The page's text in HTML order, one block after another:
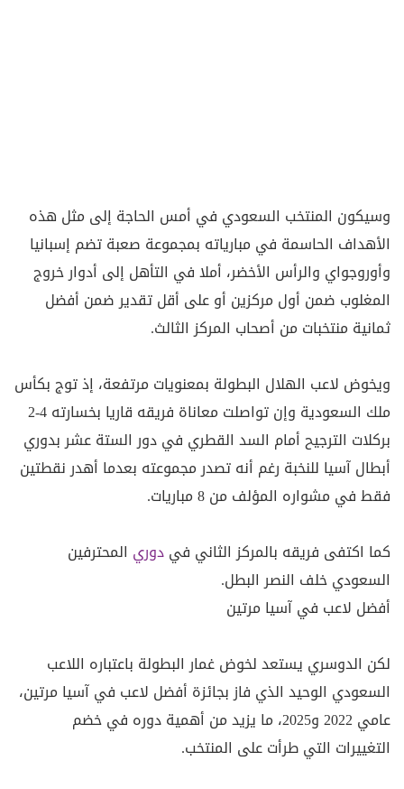
وسيكون المنتخب السعودي ‌في أمس الحاجة إلى ‌مثل هذه
الأهداف الحاسمة في مبارياته بمجموعة صعبة تضم إسبانيا
وأوروجواي والرأس الأخضر، أملا في التأهل إلى أدوار خروج
المغلوب ضمن أول مركزين أو على أقل تقدير ضمن أفضل
ثمانية منتخبات من أصحاب المركز الثالث.
ويخوض لاعب الهلال البطولة بمعنويات مرتفعة، إذ توج بكأس
‌ملك السعودية وإن تواصلت معاناة فريقه قاريا ‌بخسارته 4-2
بركلات الترجيح أمام ⁠السد القطري في دور الستة عشر بدوري
أبطال آسيا للنخبة رغم أنه تصدر مجموعته بعدما أهدر نقطتين
فقط في مشواره المؤلف من 8 مباريات.
كما اكتفى فريقه بالمركز الثاني فيدوري المحترفين
السعودي خلف النصر ⁠البطل.
أفضل لاعب في ‌آسيا مرتين
لكن الدوسري يستعد لخوض غمار البطولة باعتباره اللاعب
السعودي الوحيد الذي فاز ⁠بجائزة أفضل لاعب في آسيا مرتين،
عامي 2022 و2025، ما يزيد من أهمية ⁠دوره في خضم
التغييرات التي طرأت على المنتخب.